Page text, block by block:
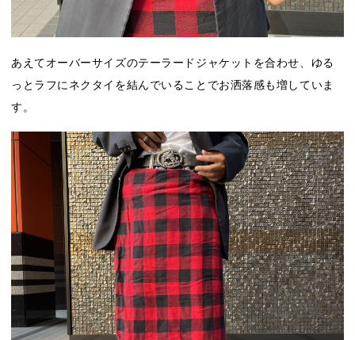
あえてオーバーサイズのテーラードジャケットを合わせ、ゆる
っとラフにネクタイを結んでいることでお洒落感も増していま
す。